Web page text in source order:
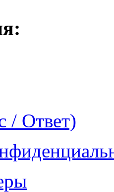
/ Ответ)